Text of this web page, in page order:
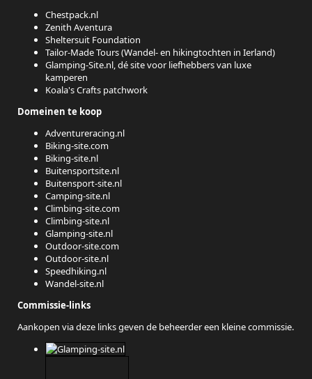
Chestpack.nl
Zenith Aventura
Sheltersuit Foundation
Tailor-Made Tours (Wandel- en hikingtochten in Ierland)
Glamping-Site.nl, dé site voor liefhebbers van luxe
kamperen
Koala's Crafts patchwork
Domeinen te koop
Adventureracing.nl
Biking-site.com
Biking-site.nl
Buitensportsite.nl
Buitensport-site.nl
Camping-site.nl
Climbing-site.com
Climbing-site.nl
Glamping-site.nl
Outdoor-site.com
Outdoor-site.nl
Speedhiking.nl
Wandel-site.nl
Commissie-links
Aankopen via deze links geven de beheerder een kleine commissie.